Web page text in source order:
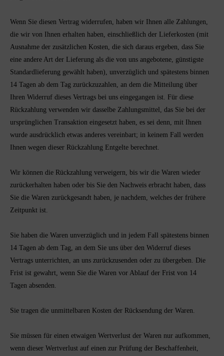
Wenn Sie diesen Vertrag widerrufen, haben wir Ihnen alle Zahlungen,
die wir von Ihnen erhalten haben, einschließlich der Lieferkosten (mit
Ausnahme der zusätzlichen Kosten, die sich daraus ergeben, dass Sie
eine andere Art der Lieferung als die von uns angebotene, günstigste
Standardlieferung gewählt haben), unverzüglich und spätestens binnen
14 Tagen ab dem Tag zurückzuzahlen, an dem die Mitteilung über
Ihren Widerruf dieses Vertrags bei uns eingegangen ist. Für diese
Rückzahlung verwenden wir dasselbe Zahlungsmittel, das Sie bei der
ursprünglichen Transaktion eingesetzt haben, es sei denn, mit Ihnen
wurde ausdrücklich etwas anderes vereinbart; in keinem Fall werden
Ihnen wegen dieser Rückzahlung Entgelte berechnet.
Wir können die Rückzahlung verweigern, bis wir die Waren wieder
zurückerhalten haben oder bis Sie den Nachweis erbracht haben, dass
Sie die Waren zurückgesandt haben, je nachdem, welches der frühere
Zeitpunkt ist.
Sie haben die Waren unverzüglich und in jedem Fall spätestens binnen
14 Tagen ab dem Tag, an dem Sie uns über den Widerruf dieses
Vertrags unterrichten, an uns zurückzusenden oder zu übergeben. Die
Frist ist gewahrt, wenn Sie die Waren vor Ablauf der Frist von 14
Tagen absenden.
Sie tragen die unmittelbaren Kosten der Rücksendung der Waren.
Sie müssen für einen etwaigen Wertverlust der Waren nur aufkommen,
wenn dieser Wertverlust auf einen zur Prüfung der Beschaffenheit,